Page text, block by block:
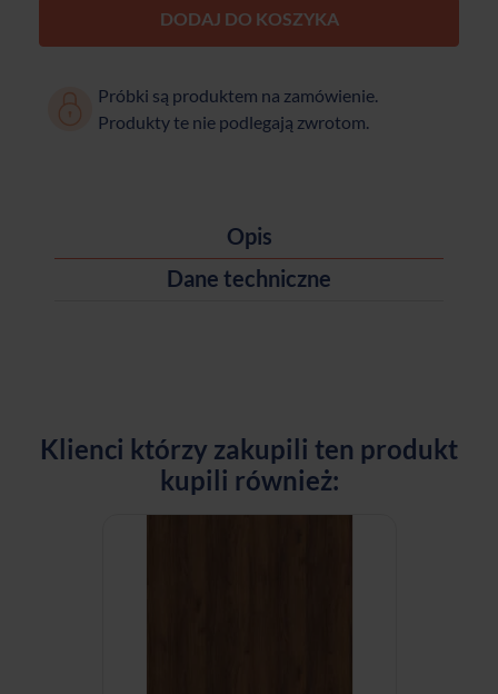
DODAJ DO KOSZYKA
Próbki są produktem na zamówienie.
Produkty te nie podlegają zwrotom.
Opis
Dane techniczne
Klienci którzy zakupili ten produkt
kupili również: